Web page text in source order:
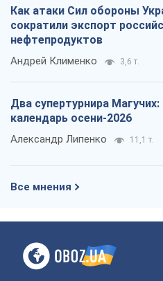
Как атаки Сил обороны
сократили экспорт
нефтепродуктов
Андрей Клименко 3,6 т.
Два супертурнира Магучих:
календарь осени-2026
Александр Липенко 11,1 т.
Все мнения